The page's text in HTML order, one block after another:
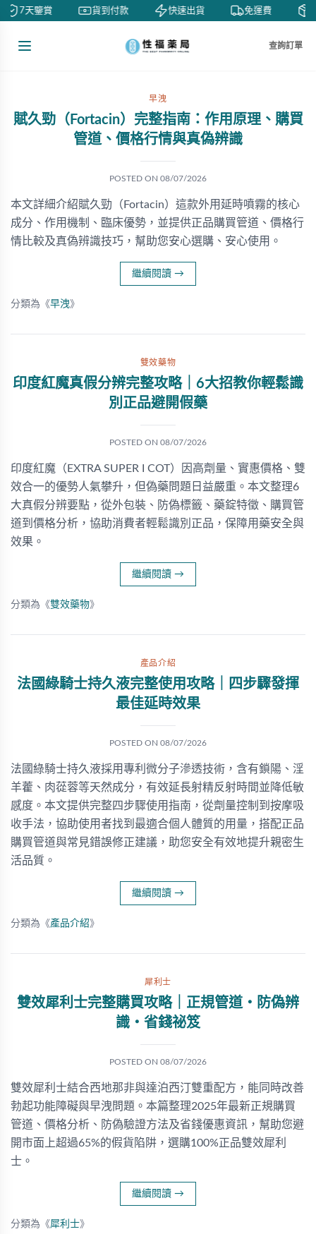
7天鑒賞 貨到付款 快速出貨 免運費 私
查詢訂單
早洩
賦久勁（Fortacin）完整指南：作用原理、購買
管道、價格行情與真偽辨識
POSTED ON 08/07/2026
本文詳細介紹賦久勁（Fortacin）這款外用延時噴霧的核心
成分、作用機制、臨床優勢，並提供正品購買管道、價格行
情比較及真偽辨識技巧，幫助您安心選購、安心使用。
繼續閱讀 →
分類為《早洩》
雙效藥物
印度紅魔真假分辨完整攻略｜6大招教你輕鬆識
別正品避開假藥
POSTED ON 08/07/2026
印度紅魔（EXTRA SUPER I COT）因高劑量、實惠價格、雙
效合一的優勢人氣攀升，但偽藥問題日益嚴重。本文整理6
大真假分辨要點，從外包裝、防偽標籤、藥錠特徵、購買管
道到價格分析，協助消費者輕鬆識別正品，保障用藥安全與
效果。
繼續閱讀 →
分類為《雙效藥物》
產品介紹
法國綠騎士持久液完整使用攻略｜四步驟發揮
最佳延時效果
POSTED ON 08/07/2026
法國綠騎士持久液採用專利微分子滲透技術，含有鎖陽、淫
羊藿、肉蓯蓉等天然成分，有效延長射精反射時間並降低敏
感度。本文提供完整四步驟使用指南，從劑量控制到按摩吸
收手法，協助使用者找到最適合個人體質的用量，搭配正品
購買管道與常見錯誤修正建議，助您安全有效地提升親密生
活品質。
繼續閱讀 →
分類為《產品介紹》
犀利士
雙效犀利士完整購買攻略｜正規管道・防偽辨
識・省錢祕笈
POSTED ON 08/07/2026
雙效犀利士結合西地那非與達泊西汀雙重配方，能同時改善
勃起功能障礙與早洩問題。本篇整理2025年最新正規購買
管道、價格分析、防偽驗證方法及省錢優惠資訊，幫助您避
開市面上超過65%的假貨陷阱，選購100%正品雙效犀利
士。
繼續閱讀 →
分類為《犀利士》